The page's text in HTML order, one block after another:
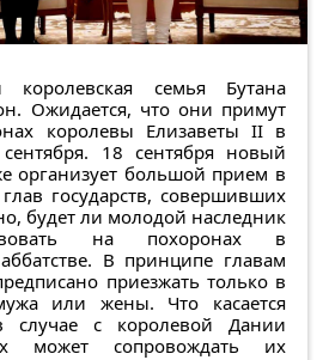
семья Бутана
Ожидается, что они примут
королевы Елизаветы II в
18 сентября новый
организует большой прием в
государств, совершивших
будет ли молодой наследник
на похоронах в
В принципе главам
приезжать только в
или жены. Что касается
случае с королевой Дании
может сопровождать их